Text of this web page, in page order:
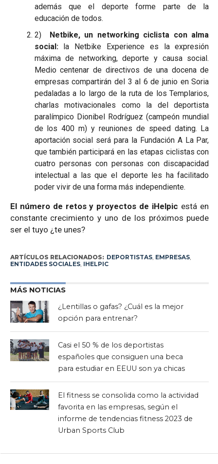
además que el deporte forme parte de la
educación de todos.
2) Netbike, un networking ciclista con alma
social: la Netbike Experience es la expresión
máxima de networking, deporte y causa social.
Medio centenar de directivos de una docena de
empresas compartirán del 3 al 6 de junio en Soria
pedaladas a lo largo de la ruta de los Templarios,
charlas motivacionales como la del deportista
paralímpico Dionibel Rodríguez (campeón mundial
de los 400 m) y reuniones de speed dating. La
aportación social será para la Fundación A La Par,
que también participará en las etapas ciclistas con
cuatro personas con personas con discapacidad
intelectual a las que el deporte les ha facilitado
poder vivir de una forma más independiente.
El número de retos y proyectos de iHelpic está en
constante crecimiento y uno de los próximos puede
ser el tuyo ¿te unes?
ARTÍCULOS RELACIONADOS: DEPORTISTAS, EMPRESAS,
ENTIDADES SOCIALES, IHELPIC
MÁS NOTICIAS
¿Lentillas o gafas? ¿Cuál es la mejor
opción para entrenar?
Casi el 50 % de los deportistas
españoles que consiguen una beca
para estudiar en EEUU son ya chicas
El fitness se consolida como la actividad
favorita en las empresas, según el
informe de tendencias fitness 2023 de
Urban Sports Club